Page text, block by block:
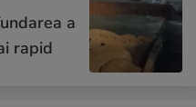
a
rapid